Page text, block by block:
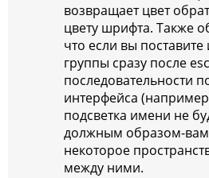
возвращает цвет
цвету шрифта. Также
что если вы
группы сразу после
последовательности
интерфейса
подсветка имени не
должным образом-вам
некоторое
между ними.